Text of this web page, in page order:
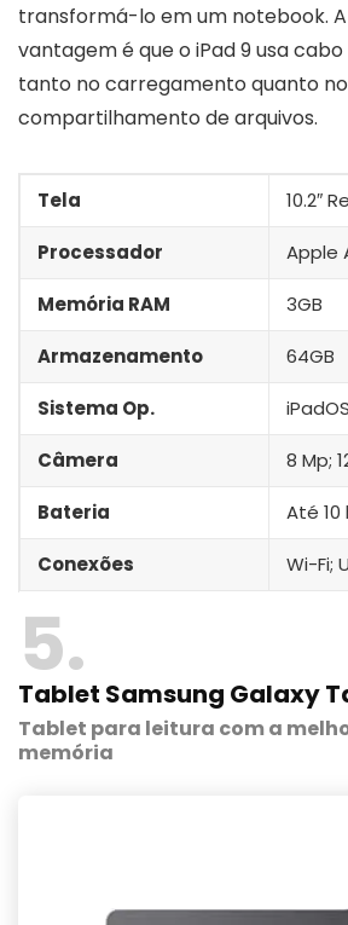
transformá-lo em um notebook.
vantagem é que o iPad 9 usa cabo
tanto no carregamento quanto no
compartilhamento de arquivos.
Tela 10.2″
Processador Apple
Memória RAM 3GB
Armazenamento 64GB
Sistema Op.
Câmera 8 Mp;
Bateria Até 10
Conexões Wi-Fi;
5
Tablet Samsung Galaxy
Tablet para leitura com a
memória